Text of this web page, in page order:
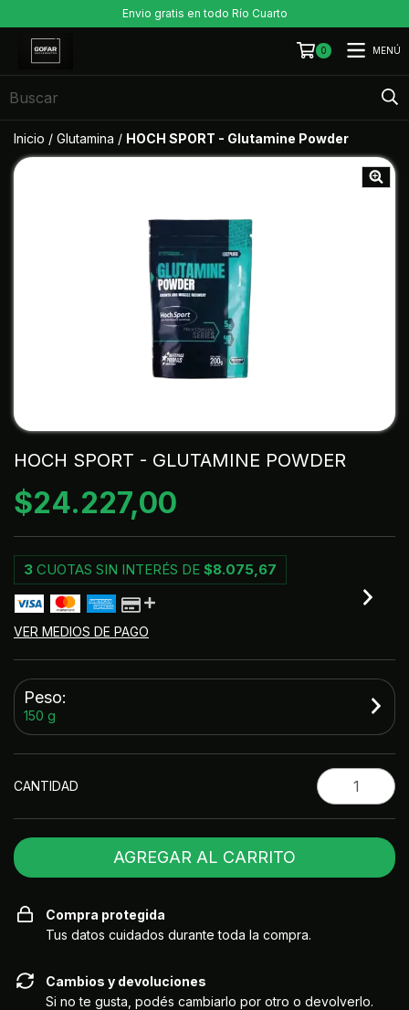
Envio gratis en todo Río Cuarto
0 MENÚ
Inicio / Glutamina / HOCH SPORT - Glutamine Powder
HOCH SPORT - GLUTAMINE POWDER
$24.227,00
3 CUOTAS SIN INTERÉS DE $8.075,67
VER MEDIOS DE PAGO
Peso:
150 g
CANTIDAD
Compra protegida
Tus datos cuidados durante toda la compra.
Cambios y devoluciones
Si no te gusta, podés cambiarlo por otro o devolverlo.